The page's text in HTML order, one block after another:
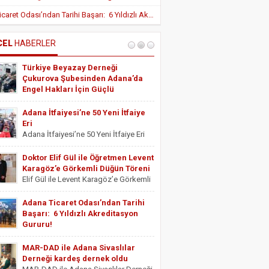
Teşvik Düzenlemesi ile Adana’da
Yatırımlara Uygulanan Vergisel Avantajlar
HASTALIKLARI UZMANI DR. YUSUF
BİR BUZDAĞI
ASİYE UYANIK
Ayak Bakımı
Adana Ticaret Odası’ndan Tarihi Başarı: 6 Yıldızlı Akreditasyon Gururu!
HABERLER
Türkiye Beyazay Derneği
Çukurova Şubesinden Adana’da
Engel Hakları İçin Güçlü
Farkındalık Konferansı
Türkiye Beyazay Derneği Çukurova
Şubesinden Adana’da Engel Hakları
İçin Güçlü Farkındalık Konferansı
Şubesi tarafından düzenlenen
“Engellinin Engelli Haklarının Farkında
mıyız? Hak Bilinci, Erişilebilirlik ve
Toplumsal Farkındalık...
Adana İtfaiyesi’ne 50 Yeni İtfaiye
Eri
Adana İtfaiyesi’ne 50 Yeni İtfaiye Eri
Adana Büyükşehir Belediyesi İtfaiye
Daire Başkanlığı bünyesinde göreve
başlayacak 50 yeni itfaiye eri için
yemin töreni düzenlendi. Törene
Vekili...
Doktor Elif Gül ile Öğretmen Levent
Karagöz’e Görkemli Düğün Töreni
Elif Gül ile Levent Karagöz’e Görkemli
Düğün Töreni Serbest Muhasebeci
Mali Müşavir ve Adana Serbest
Muhasebeci Mali Müşavirler Odası
Saymanı Yurdagül Gül ile iş ve mali
tanıdığı...
Adana Ticaret Odası’ndan Tarihi
Başarı: 6 Yıldızlı Akreditasyon
Gururu!
Adana Ticaret Odası’ndan Tarihi
Başarı: 6 Yıldızlı Akreditasyon Gururu!
‎ADANA Ticaret Odası (ATO), üyelerine
MAR-DAD ile Adana Sivaslılar
Derneği kardeş dernek oldu